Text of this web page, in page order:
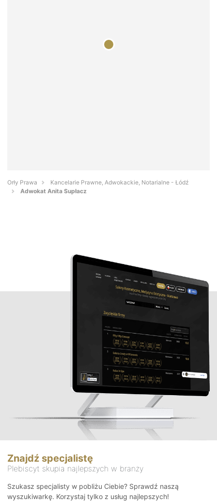
Orły Prawa
Kancelarie Prawne, Adwokackie, Notarialne - Łódź
Adwokat Anita Supłacz
Znajdź specjalistę
Plebiscyt skupia najlepszych w branży
Szukasz specjalisty w pobliżu Ciebie? Sprawdź naszą
wyszukiwarkę. Korzystaj tylko z usług najlepszych!